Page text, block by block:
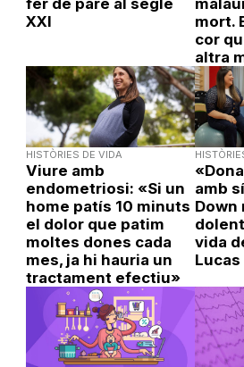
XXI
mort.
cor
altra
HISTÒRIES DE VIDA
Viure amb
endometriosi: «Si un
home patís 10 minuts
el dolor que patim
moltes dones cada
mes, ja hi hauria un
tractament efectiu»
amb
Down
vida
Lucas